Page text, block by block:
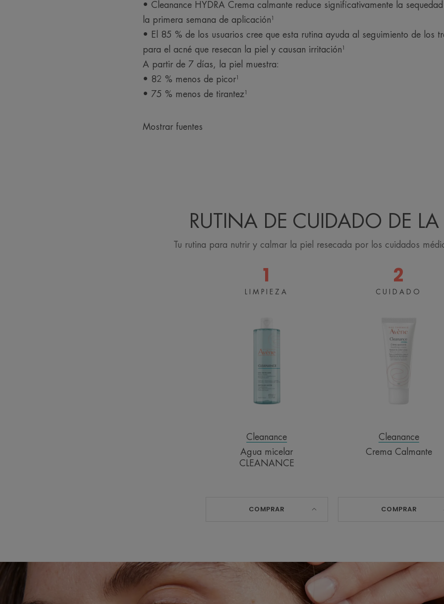
• Cleanance HYDRA Crema calmante reduce significativamente la
la primera semana de aplicación¹
• El 85 % de los usuarios cree que esta rutina ayuda al seguimiento de los
para el acné que resecan la piel y causan irritación¹
A partir de 7 días, la piel muestra:
• 82 % menos de picor¹
• 75 % menos de tirantez¹
Mostrar fuentes
RUTINA DE CUIDADO DE LA
Tu rutina para nutrir y calmar la piel resecada por los cuidados
1Agua
LIMPIEZA
Cleanance
Agua micelar
CLEANANCE
COMPRAR
2Crema
CUIDADO
Cleanance
Crema Calmante
COMPRAR